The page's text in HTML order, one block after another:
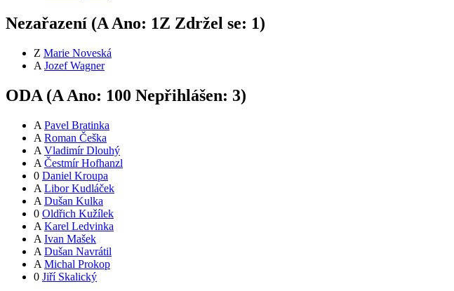
Nezařazení (A Ano: 1Z Zdržel se: 1)
Z Marie Noveská
A Jozef Wagner
ODA (A Ano: 100 Nepřihlášen: 3)
A Pavel Bratinka
A Roman Češka
A Vladimír Dlouhý
A Čestmír Hofhanzl
0 Daniel Kroupa
A Libor Kudláček
A Dušan Kulka
0 Oldřich Kužílek
A Karel Ledvinka
A Ivan Mašek
A Dušan Navrátil
A Michal Prokop
0 Jiří Skalický